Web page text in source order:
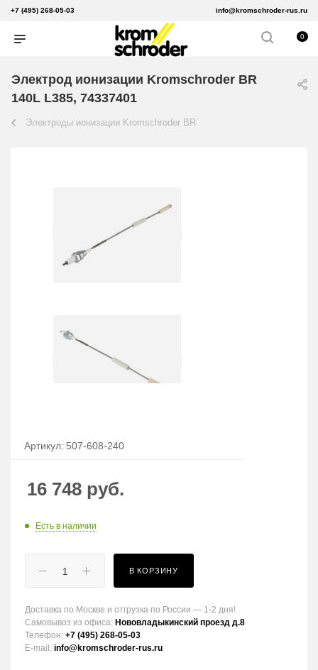
+7 (495) 268-05-03 info@kromschroder-rus.ru
0
Электрод ионизации Kromschroder BR
140L L385, 74337401
Электроды ионизации Kromschroder BR
Артикул: 507-608-240
16 748 руб.
Есть в наличии
В КОРЗИНУ
Доставка по Москве и отгрузка по России — 1-2 дня!
Самовывоз из офиса: Нововладыкинский проезд д.8
Телефон: +7 (495) 268-05-03
E-mail: info@kromschroder-rus.ru